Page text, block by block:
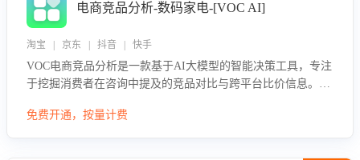
电商竞品分析-数码家电-[VOC AI]
淘宝 | 京东 | 抖音 | 快手
VOC电商竞品分析是一款基于AI大模型的智能决策工具，专注
于挖掘消费者在咨询中提及的竞品对比与跨平台比价信息。该
息，进行多维度交叉对比，并分析消费者的比价行为。通过提
免费开通，按量计费